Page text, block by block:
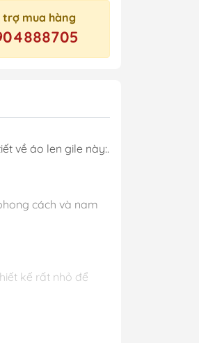
trợ mua hàng
về áo len gile này:.
cách và nam
kế rất nhỏ để